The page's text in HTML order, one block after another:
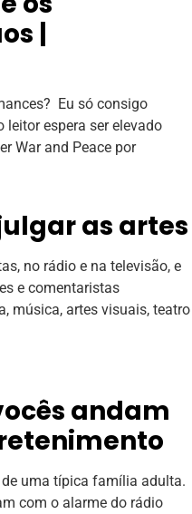
|
Eu só consigo
leitor espera ser elevado
War and Peace por
as artes
no rádio e na televisão, e
e comentaristas
música, artes visuais, teatro
andam
uma típica família adulta.
com o alarme do rádio